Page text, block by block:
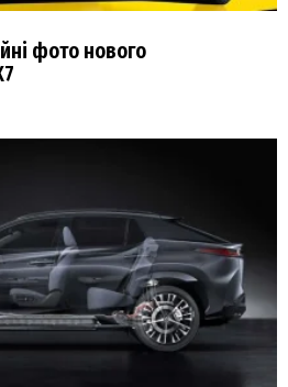
фото нового